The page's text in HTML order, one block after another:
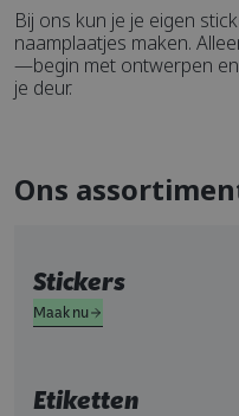
Bij ons kun je je eigen
naamplaatjes maken.
—begin met ontwerpen
je deur.
Ons
Stickers
Maak nu
Etiketten